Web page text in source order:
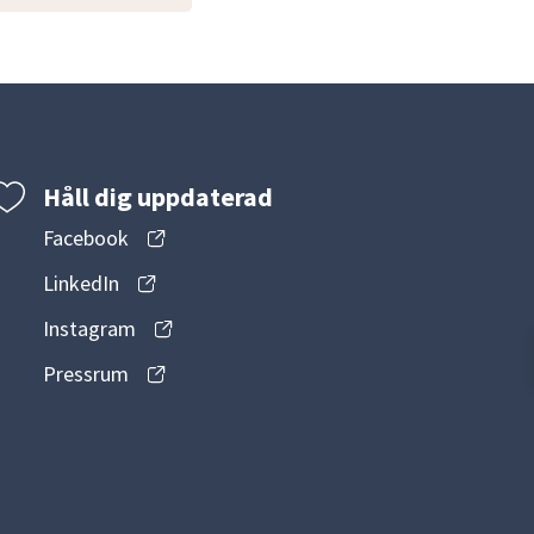
Håll dig uppdaterad
Facebook
LinkedIn
Instagram
Pressrum